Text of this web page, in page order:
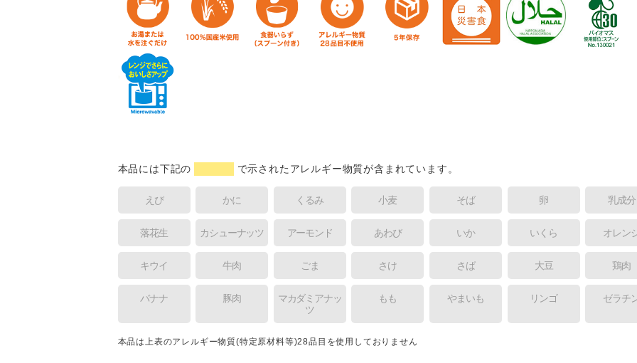
本品には下記の で示されたアレルギー物質が含まれています。
えび かに くるみ 小麦 そば 卵 乳成分
落花生 カシューナッツ アーモンド あわび いか いくら オレン
キウイ 牛肉 ごま さけ さば 大豆 鶏肉
バナナ 豚肉
マカダミアナッ
ツ
もも やまいも リンゴ ゼラチ
本品は上表のアレルギー物質(特定原材料等)28品目を使用しておりません